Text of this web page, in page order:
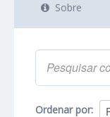
Sobre
Ordenar por